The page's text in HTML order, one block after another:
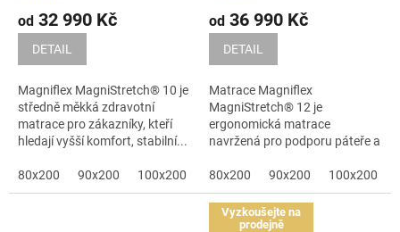
od 32 990 Kč
DETAIL
Magniflex MagniStretch® 10 je
středně měkká zdravotní
matrace pro zákazníky, kteří
hledají vyšší komfort, stabilní...
80x200 90x200 100x200 120x200 140x200 160x200
od 36 990 Kč
DETAIL
Matrace Magniflex
MagniStretch® 12 je
ergonomická matrace
navržená pro podporu páteře a
spánku....
80x200 90x200 100x200
Vyzkoušejte na
prodejně